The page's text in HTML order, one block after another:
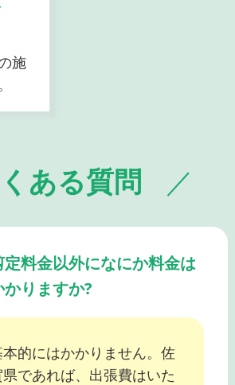
施
ある質問
定料金以外になにか料金は
かりますか?
的にはかかりません。佐
県であれば、出張費はいた